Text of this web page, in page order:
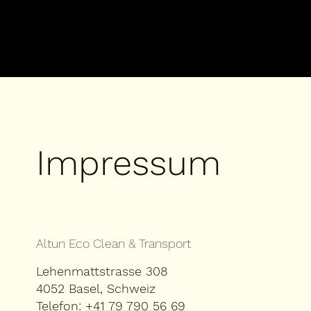
Impressum
Altun Eco Clean & Transport
Lehenmattstrasse 308
4052 Basel, Schweiz
Telefon: +41 79 790 56 69